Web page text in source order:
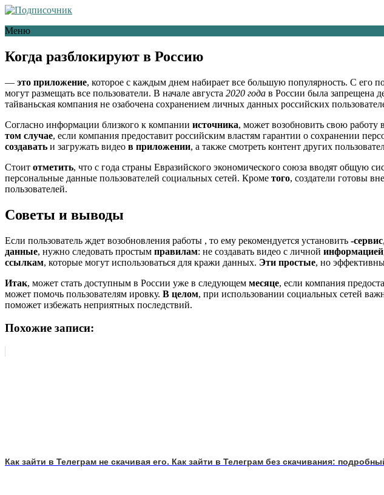
Меню
Когда разблокируют в Россию
— это приложение, которое c каждым днем набирает все большую популярность. С его
могут размещать все пользователи. В начале августа 2020 года в России была запрещена
тайваньская компания не озабочена сохранением личных данных российских
Согласно информации близкого к компании источника, может возобновить свою работу
том случае, если компания предоставит российским властям гарантии о сохранении
создавать и загружать видео в приложении, а также смотреть контент других
Стоит отметить, что с года страны Евразийского экономического союза вводят общую
персональные данные пользователей социальных сетей. Кроме того, создатели готовы
пользователей.
Советы и выводы
Если пользователь ждет возобновления работы , то ему рекомендуется установить -сервис
данные, нужно следовать простым правилам: не создавать видео с личной информацией
ссылкам, которые могут использоваться для кражи данных. Эти простые, но
Итак, может стать доступным в России уже в следующем месяце, если компания
может помочь пользователям ировку. В целом, при использовании социальных сетей
поможет избежать неприятных последствий.
Похожие записи:
Как зайти в Телеграм не скачивая его. Как зайти в Телеграм без скачивания: